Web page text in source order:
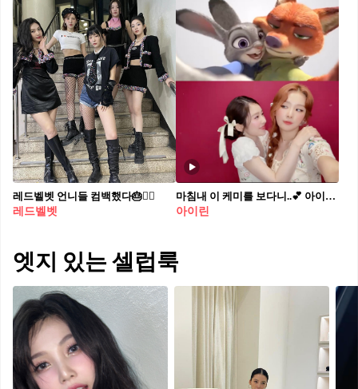
레드벨벳 언니들 컴백했다🎂❤️‍🔥
레드벨벳
마침내 이 케미를 보다니..💕 아이린&슬기의 닉주디 챌린지🦊🐰
아이린
엣지 있는 셀럽룩